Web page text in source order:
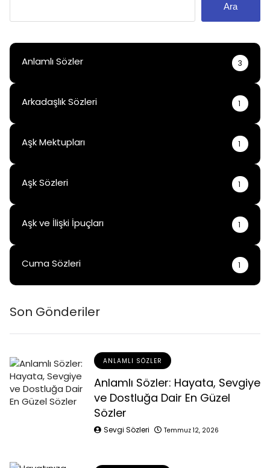
Ara
Anlamlı Sözler 3
Arkadaşlık Sözleri 1
Aşk Mektupları 1
Aşk Sözleri 1
Aşk ve İlişki İpuçları 1
Cuma Sözleri 1
Son Gönderiler
ANLAMLI SÖZLER
Anlamlı Sözler: Hayata, Sevgiye
ve Dostluğa Dair En Güzel
Sözler
Sevgi Sözleri Temmuz 12, 2026